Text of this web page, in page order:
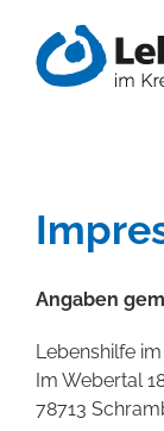
Inhalt
springen
Angaben
Lebenshilfe
Im Webertal
78713